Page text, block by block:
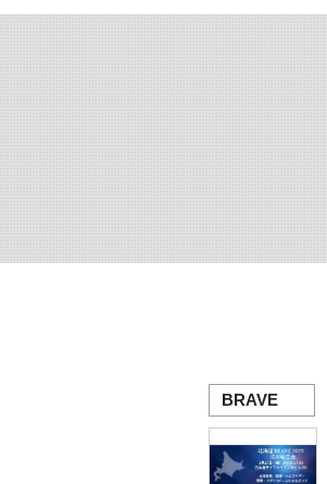
BRAVE